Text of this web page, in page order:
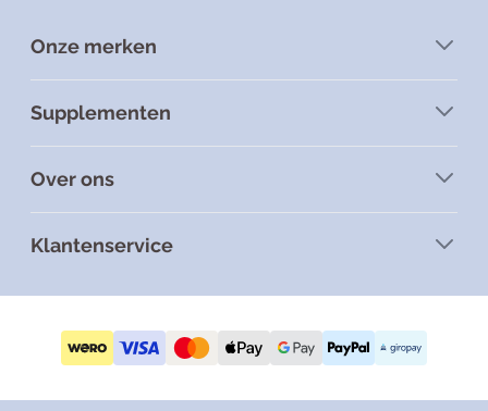
Onze merken
Supplementen
Over ons
Klantenservice